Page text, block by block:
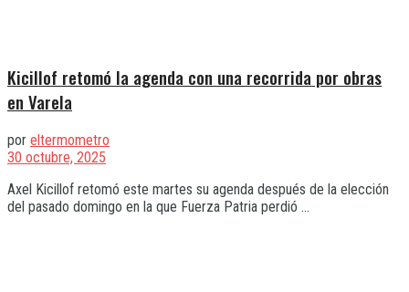
Kicillof retomó la agenda con una recorrida por obras
en Varela
por eltermometro
30 octubre, 2025
Axel Kicillof retomó este martes su agenda después de la elección
del pasado domingo en la que Fuerza Patria perdió ...